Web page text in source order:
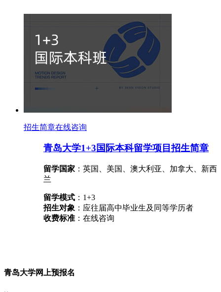
招生简章在线咨询
青岛大学1+3国际本科留学项目招生简章
留学国家 ：英国、美国、澳大利亚、加拿大、新西
兰
留学模式 ：1+3
招生对象 ：应往届高中毕业生及同等学历者
收费标准 ：在线咨询
青岛大学网上预报名